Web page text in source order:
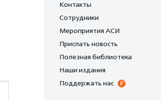
Контакты
Сотрудники
Мероприятия АСИ
Прислать новость
Полезная библиотека
Наши издания
Поддержать нас